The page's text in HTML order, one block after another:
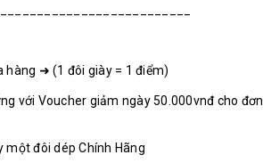
hàng ➜ (1 đôi giày = 1 điểm)
với Voucher giảm ngày 50.000vnđ cho đơn
một đôi dép Chính Hãng